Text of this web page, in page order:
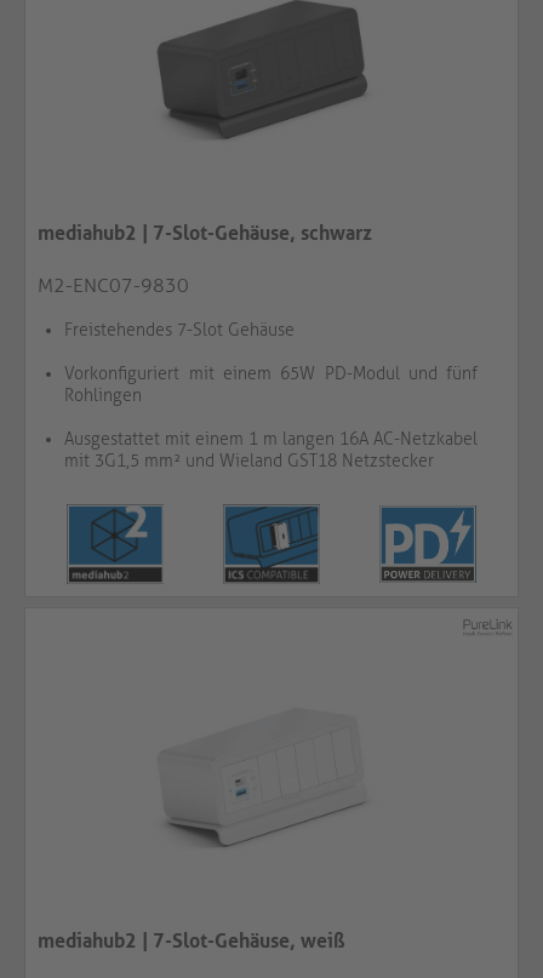
mediahub2 | 7-Slot-Gehäuse, schwarz
M2-ENC07-9830
Freistehendes 7-Slot Gehäuse
Vorkonfiguriert mit einem 65W PD-Modul und fünf
Rohlingen
Ausgestattet mit einem 1 m langen 16A AC-Netzkabel
mit 3G1,5 mm² und Wieland GST18 Netzstecker
mediahub2 | 7-Slot-Gehäuse, weiß